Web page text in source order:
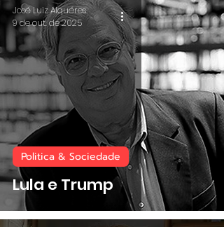
Lula e Trump
Politica & Sociedade
José Luiz Alquéres
9 de out. de 2025